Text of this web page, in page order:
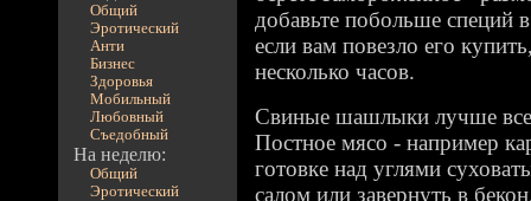
Общий
Эротический
Анти
Бизнес
Здоровья
Мобильный
Любовный
Съедобный
На неделю:
Общий
Эротический
добавьте побольше специй
если вам повезло его
несколько часов.
Свиные шашлыки лучше
Постное мясо - например
готовке над углями
салом или завернуть в